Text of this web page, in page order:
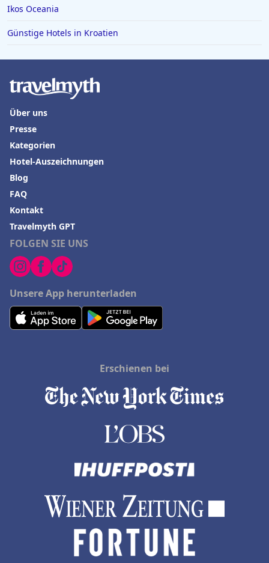
Ikos Oceania
Günstige Hotels in Kroatien
FOLGEN SIE UNS
Unsere App herunterladen
Über uns
Presse
Kategorien
Hotel-Auszeichnungen
Blog
FAQ
Kontakt
Travelmyth GPT
Erschienen bei